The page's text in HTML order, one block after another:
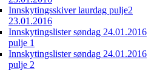
Innskytingsskiver laurdag pulje2
23.01.2016
Innskytingslister søndag 24.01.2016
pulje 1
Innskytingslister søndag 24.01.2016
pulje 2